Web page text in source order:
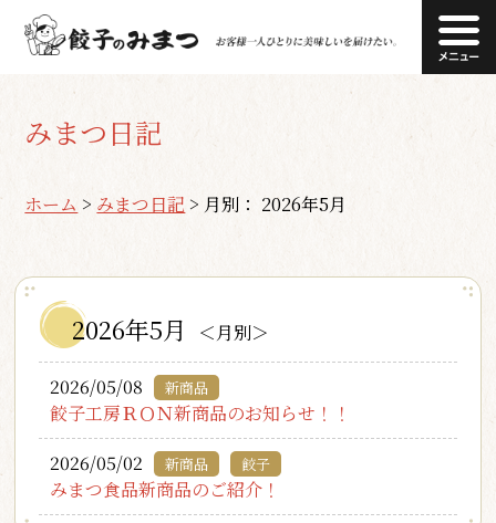
みまつ日記
ホーム > みまつ日記 > 月別： 2026年5月
2026年5月 ＜月別＞
2026/05/08 新商品
餃子工房ＲＯＮ新商品のお知らせ！！
2026/05/02
新商品 餃子
みまつ食品新商品のご紹介！